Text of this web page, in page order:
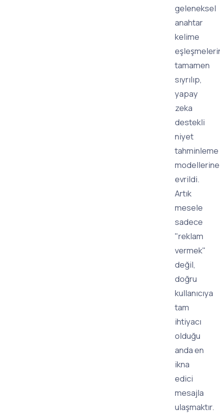
geleneksel
anahtar
kelime
tamamen
sıyrılıp,
yapay
zeka
destekli
niyet
tahminleme
modellerine
evrildi.
Artık
mesele
sadece
"reklam
vermek"
değil,
doğru
kullanıcıya
tam
ihtiyacı
olduğu
anda en
ikna
edici
mesajla
ulaşmaktır.